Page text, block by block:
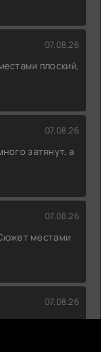
07.08.26
плоский,
07.08.26
затянут, а
07.08.26
местами
07.08.26
история